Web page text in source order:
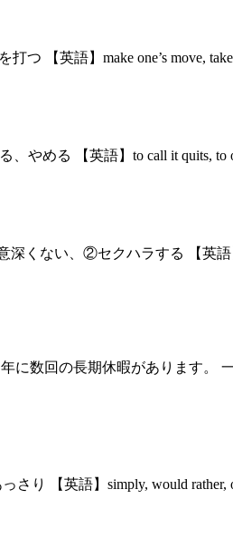
つ 【英語】make one’s move,
やめる 【英語】to call it quits,
深くない、②セクハラする 【
に数回の長期休暇があります。
り 【英語】simply, would